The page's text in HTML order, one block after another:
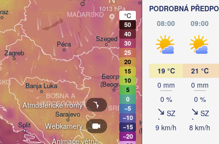
PODROBNÁ
08:00
09:00
19 °C
0 mm
0 %
SZ
9 km/h
21 °C
0 mm
0 %
SZ
8 km/h
Animace větru:
Webkamery
Atmosférické fronty
Београд
(Beograd)
Zagreb
Ниш
(Niš)
Sarajevo
Split
Szeged
Banja Luka
Pécs
MAĎARSKO
SRBSKO
BOSNA A
HERCEGOVINA
Craiova
(Pleven)
Sibiu
Cluj-Napoca
°C
50
40
30
25
20
15
10
5
0
−5
−10
−15
−20